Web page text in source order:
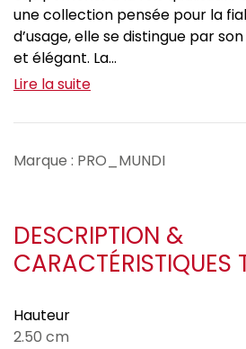
une collection pensée pour la
d’usage, elle se distingue par
et élégant. La...
Lire la suite
Marque : PRO_MUNDI
DESCRIPTION &
CARACTÉRISTIQUES
Hauteur
2.50 cm